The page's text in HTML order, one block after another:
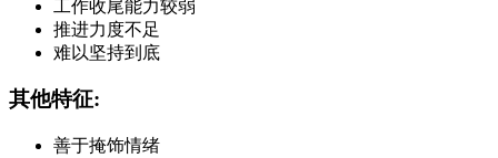
工作收尾能力较弱
推进力度不足
难以坚持到底
其他特征:
善于掩饰情绪